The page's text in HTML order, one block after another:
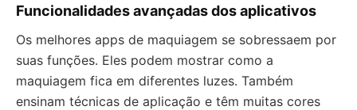
Funcionalidades avançadas dos aplicativos
Os melhores apps de maquiagem se sobressaem por
suas funções. Eles podem mostrar como a
maquiagem fica em diferentes luzes. Também
ensinam técnicas de aplicação e têm muitas cores